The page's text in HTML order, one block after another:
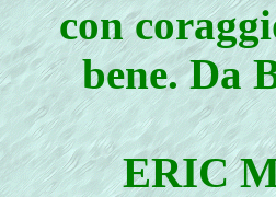
con
bene. Da
ERIC